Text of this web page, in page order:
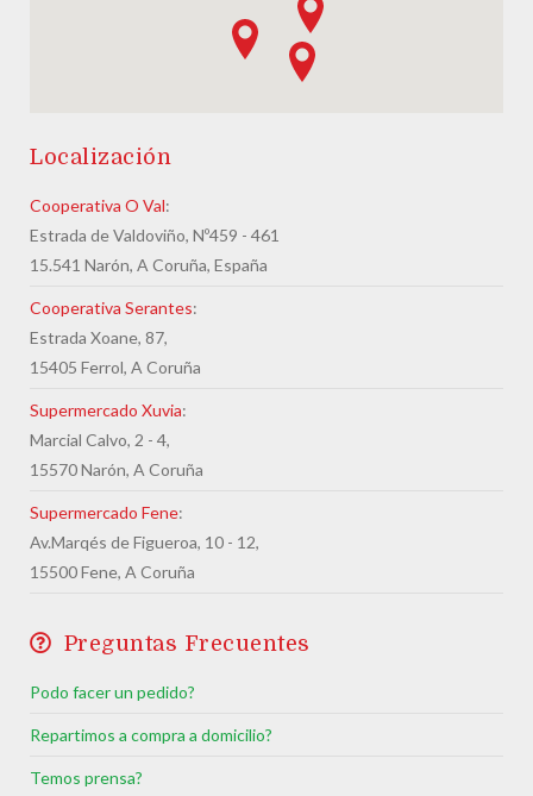
Localización
Cooperativa O Val:
Estrada de Valdoviño, Nº459 - 461
15.541 Narón, A Coruña, España
Cooperativa Serantes:
Estrada Xoane, 87,
15405 Ferrol, A Coruña
Supermercado Xuvia:
Marcial Calvo, 2 - 4,
15570 Narón, A Coruña
Supermercado Fene:
Av.Marqés de Figueroa, 10 - 12,
15500 Fene, A Coruña
Preguntas Frecuentes
Podo facer un pedido?
Repartimos a compra a domicilio?
Temos prensa?